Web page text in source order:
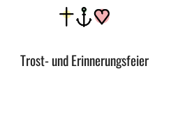
Trost- und Erinnerungsfeier